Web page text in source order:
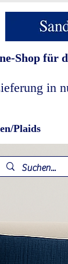
Shop für
in
Plaids